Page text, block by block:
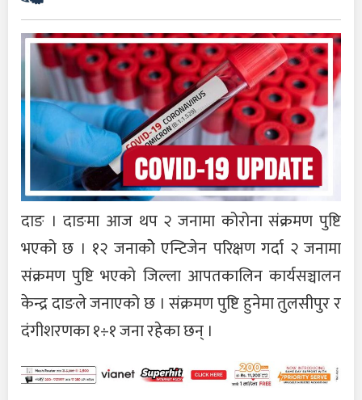
दाङ । दाङमा आज थप २ जनामा कोरोना संक्रमण पुष्टि
भएको छ । १२ जनाकोे एन्टिजेन परिक्षण गर्दा २ जनामा
संक्रमण पुष्टि भएको जिल्ला आपतकालिन कार्यसञ्चालन
केन्द्र दाङले जनाएको छ । संक्रमण पुष्टि हुनेमा तुलसीपुर र
दंगीशरणका १÷१ जना रहेका छन् ।